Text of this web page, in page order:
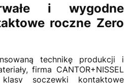
i wygodne
roczne Zero
technikę produkcji i
firma CANTOR+NISSEL
soczewki kontaktowe